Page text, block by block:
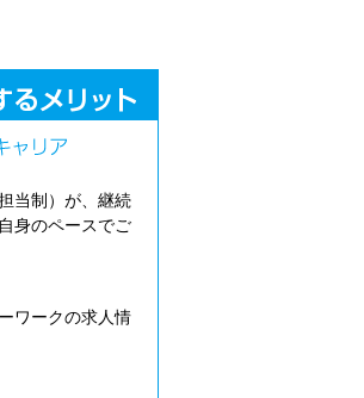
当制）が、継続
身のペースでご
ワークの求人情